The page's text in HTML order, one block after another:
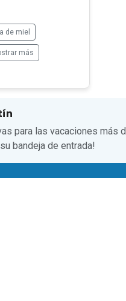
de miel
más
para las vacaciones más
bandeja de entrada!